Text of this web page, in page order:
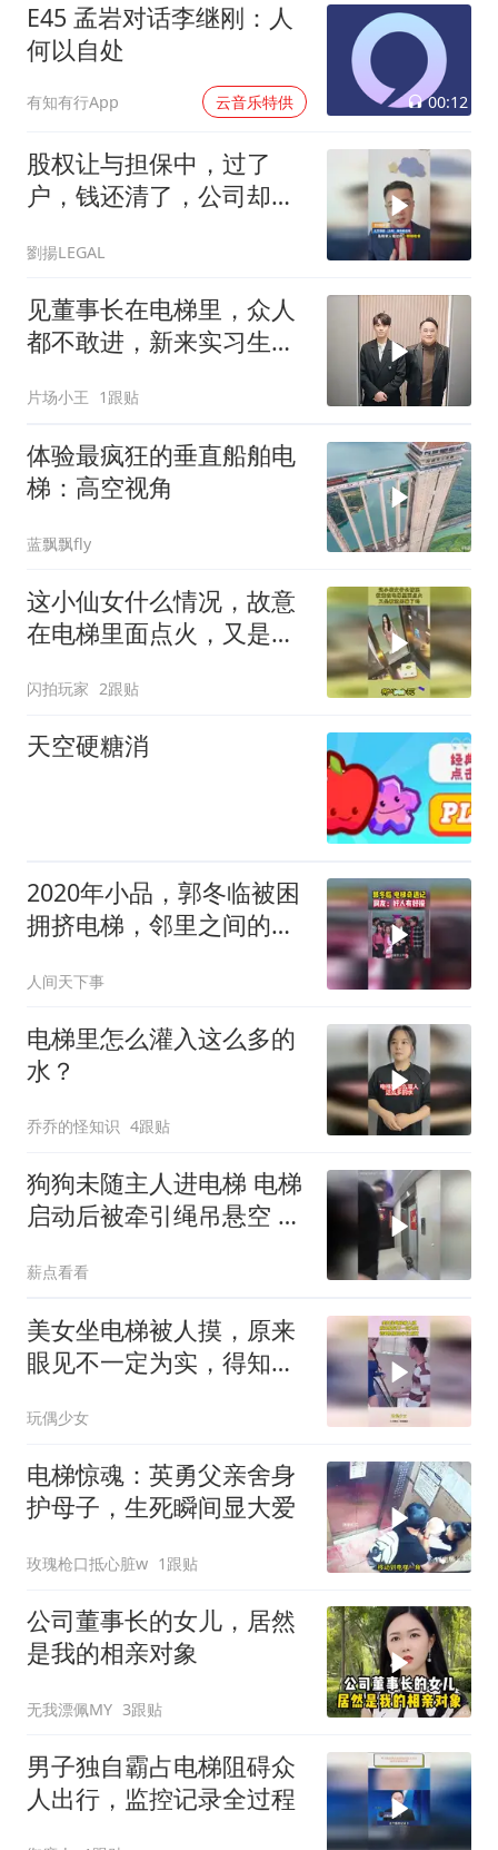
E45 孟岩对话李继刚：人
何以自处
有知有行App 云音乐特供 00:12
股权让与担保中，过了
户，钱还清了，公司却没
劉揚LEGAL
见董事长在电梯里，众人
都不敢进，新来实习生却
片场小王 1跟贴
体验最疯狂的垂直船舶电
梯：高空视角
蓝飘飘fly
这小仙女什么情况，故意
在电梯里面点火，又是被
闪拍玩家 2跟贴
天空硬糖消
2020年小品，郭冬临被困
拥挤电梯，邻里之间的事
人间天下事
电梯里怎么灌入这么多的
水？
乔乔的怪知识 4跟贴
狗狗未随主人进电梯 电梯
启动后被牵引绳吊悬空 楼
薪点看看
美女坐电梯被人摸，原来
眼见不一定为实，得知真
玩偶少女
电梯惊魂：英勇父亲舍身
护母子，生死瞬间显大爱
玫瑰枪口抵心脏w 1跟贴
公司董事长的女儿，居然
是我的相亲对象
无我漂佩MY 3跟贴
男子独自霸占电梯阻碍众
人出行，监控记录全过程